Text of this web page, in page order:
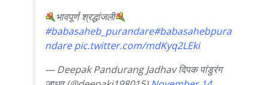
भावपूर्ण श्रद्धांजली
#babasaheb_purandare#babasahebpura
ndare pic.twitter.com/mdKyq2LEki
— Deepak Pandurang Jadhav दिपक पांडुरंग